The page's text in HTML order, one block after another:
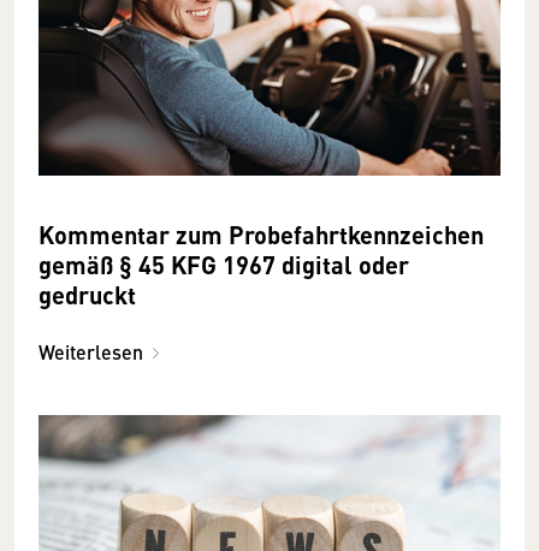
Kommentar zum Probefahrtkennzeichen
gemäß § 45 KFG 1967 digital oder
gedruckt
Weiterlesen